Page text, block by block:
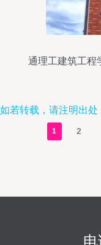
通理工建筑工程
如若转载，请注明出
1 2